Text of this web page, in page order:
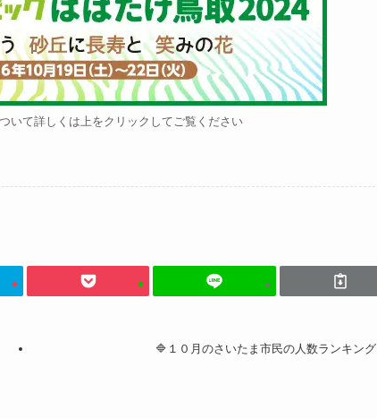
いて詳しくは上をクリックしてご覧ください
🔷１０月のさいたま市民の人数ランキング